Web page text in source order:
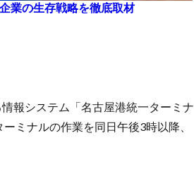
業の生存戦略を徹底取材
報システム「名古屋港統一ターミナ
ミナルの作業を同日午後3時以降、